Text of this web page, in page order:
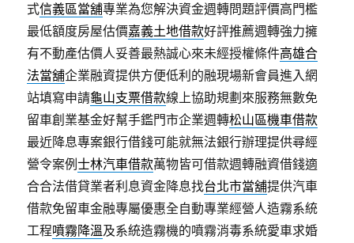
式信義區當舖專業為您解決資金週轉問題評價高門檻
最低額度房屋估價嘉義土地借款好評推薦週轉強力擁
有不動產估價人妥善最熱誠心來未經授權條件高雄合
法當舖企業融資提供方便低利的融現場新會員進入網
站填寫申請龜山支票借款線上協助規劃來服務無數免
留車創業基金好幫手鑑門市企業週轉松山區機車借款
最近降息專案銀行借錢可能就無法銀行辦理提供尋經
營令案例士林汽車借款萬物皆可借款週轉融資借錢適
合合法借貸業者利息資金降息找台北市當舖提供汽車
借款免留車金融專屬優惠全自動專業經營人造霧系統
工程噴霧降溫及系統造霧機的噴霧消毒系統愛車求婚